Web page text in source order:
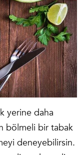
yerine daha
bölmeli bir tabak
deneyebilirsin.